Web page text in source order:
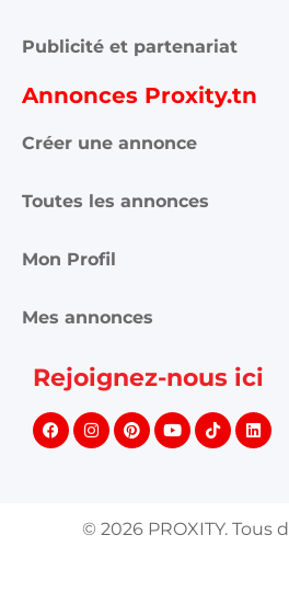
Publicité et partenariat
Annonces Proxity.tn
Créer une annonce
Toutes les annonces
Mon Profil
Mes annonces
Rejoignez-nous ici
© 2026 PROXITY. Tous